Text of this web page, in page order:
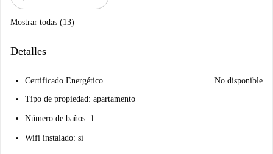
Mostrar todas (13)
Detalles
Certificado Energético
No disponible
Tipo de propiedad: apartamento
Número de baños: 1
Wifi instalado: sí